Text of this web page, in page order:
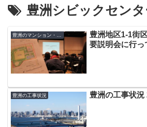
豊洲シビックセン
豊洲地区1-1街
要説明会に行っ
豊洲の工事状況 豊洲の工事状況